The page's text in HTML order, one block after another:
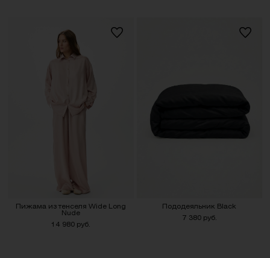
Пижама из тенселя Wide Long
Nude
14 980 руб.
Пододеяльник Black
7 380 руб.